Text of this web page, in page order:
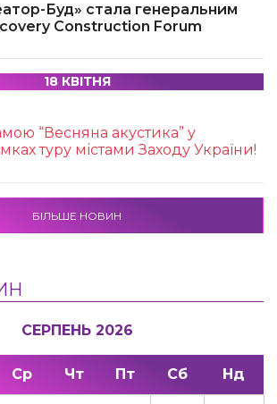
Буд» стала генеральним
Construction Forum
18 КВІТНЯ
“Весняна акустика” у
туру містами Заходу України!
БІЛЬШЕ НОВИН
СЕРПЕНЬ 2026
Ср Чт Пт Сб Нд